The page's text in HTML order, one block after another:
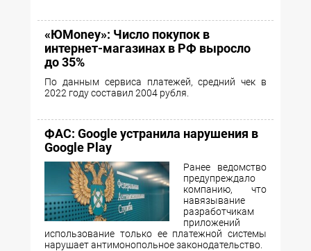
«ЮMoney»: Число покупок в
интернет-магазинах в РФ выросло
до 35%
По данным сервиса платежей, средний чек в
2022 году составил 2004 рубля.
ФАС: Google устранила нарушения в
Google Play
Ранее ведомство
предупреждало
компанию, что
навязывание
разработчикам
приложений
использование только ее платежной системы
нарушает антимонопольное законодательство.